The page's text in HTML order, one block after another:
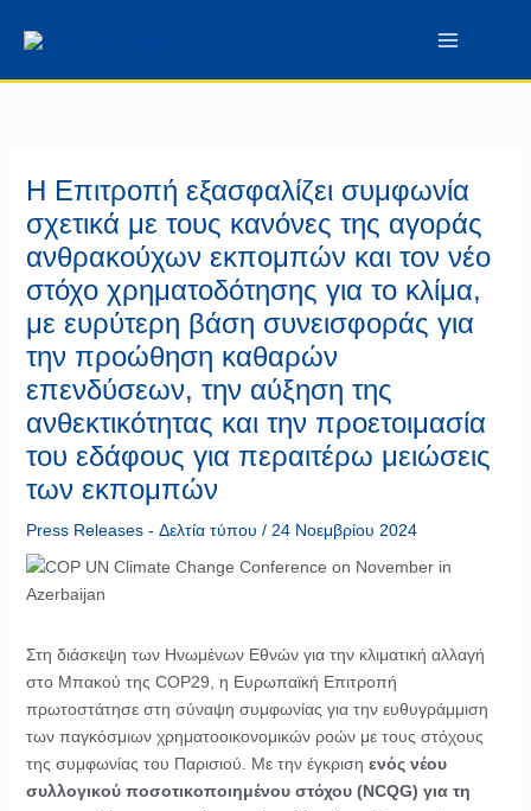
περιεχόμενο
στο
Η Επιτροπή εξασφαλίζει συμφωνία
σχετικά με τους κανόνες της αγοράς
ανθρακούχων εκπομπών και τον νέο
στόχο χρηματοδότησης για το κλίμα,
με ευρύτερη βάση συνεισφοράς για
την προώθηση καθαρών
επενδύσεων, την αύξηση της
ανθεκτικότητας και την προετοιμασία
του εδάφους για περαιτέρω μειώσεις
των εκπομπών
Press Releases - Δελτία τύπου / 24 Νοεμβρίου 2024
Στη διάσκεψη των Ηνωμένων Εθνών για την κλιματική αλλαγή
στο Μπακού της COP29, η Ευρωπαϊκή Επιτροπή
πρωτοστάτησε στη σύναψη συμφωνίας για την ευθυγράμμιση
των παγκόσμιων χρηματοοικονομικών ροών με τους στόχους
της συμφωνίας του Παρισιού. Με την έγκριση ενός νέου
συλλογικού ποσοτικοποιημένου στόχου (NCQG) για τη